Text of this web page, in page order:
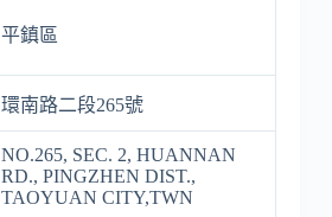
平鎮區
環南路二段265號
NO.265, SEC. 2, HUANNAN
RD., PINGZHEN DIST.,
TAOYUAN CITY,TWN